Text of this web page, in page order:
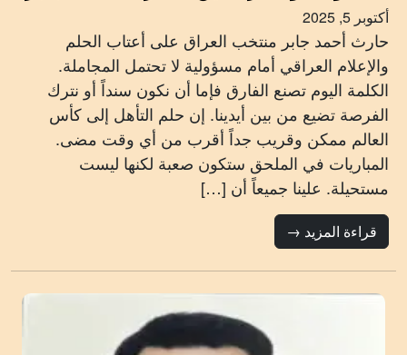
أكتوبر 5, 2025
حارث أحمد جابر منتخب العراق على أعتاب الحلم
والإعلام العراقي أمام مسؤولية لا تحتمل المجاملة.
الكلمة اليوم تصنع الفارق فإما أن نكون سنداً أو نترك
الفرصة تضيع من بين أيدينا. إن حلم التأهل إلى كأس
العالم ممكن وقريب جداً أقرب من أي وقت مضى.
المباريات في الملحق ستكون صعبة لكنها ليست
مستحيلة. علينا جميعاً أن […]
قراءة المزيد →